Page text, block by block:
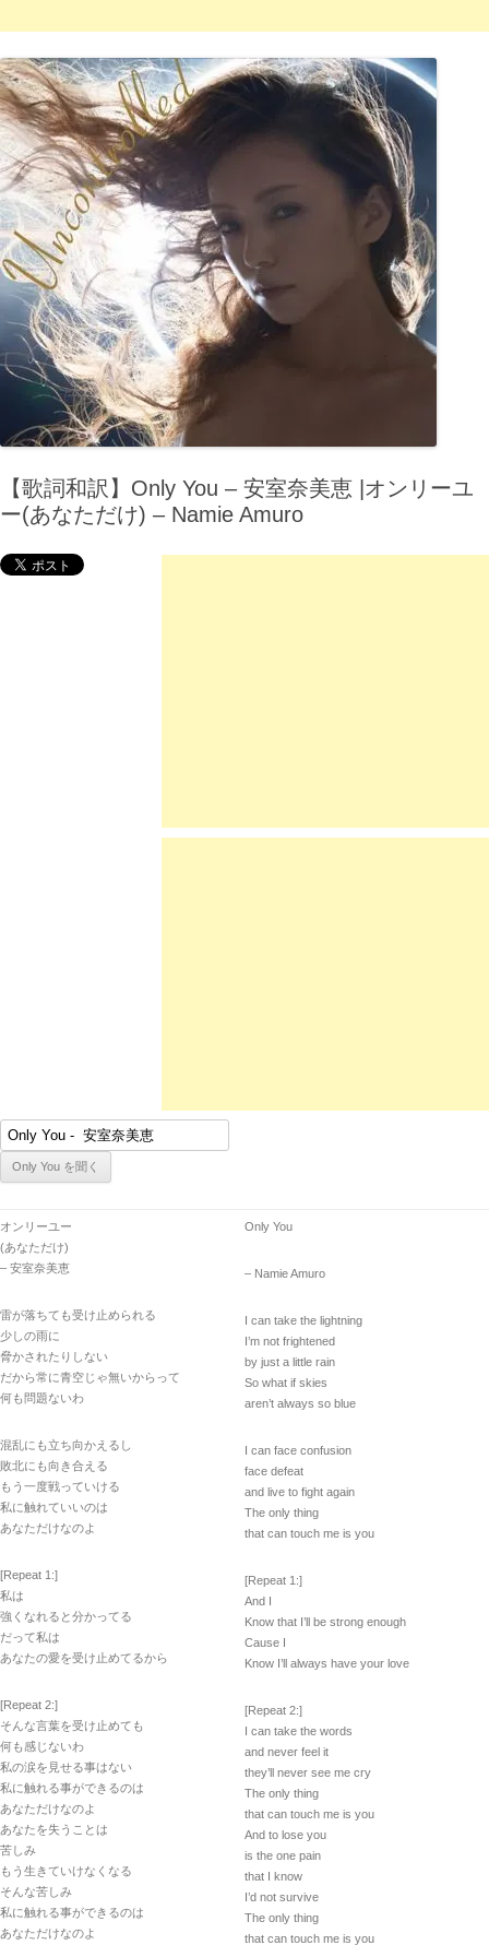
【歌詞和訳】Only You – 安室奈美恵 |オンリーユ
ー(あなただけ) – Namie Amuro
オンリーユー
(あなただけ)
– 安室奈美恵
雷が落ちても受け止められる
少しの雨に
脅かされたりしない
だから常に青空じゃ無いからって
何も問題ないわ
混乱にも立ち向かえるし
敗北にも向き合える
もう一度戦っていける
私に触れていいのは
あなただけなのよ
[Repeat 1:]
私は
強くなれると分かってる
だって私は
あなたの愛を受け止めてるから
[Repeat 2:]
そんな言葉を受け止めても
何も感じないわ
私の涙を見せる事はない
私に触れる事ができるのは
あなただけなのよ
あなたを失うことは
苦しみ
もう生きていけなくなる
そんな苦しみ
私に触れる事ができるのは
あなただけなのよ
Only You
– Namie Amuro
I can take the lightning
I’m not frightened
by just a little rain
So what if skies
aren’t always so blue
I can face confusion
face defeat
and live to fight again
The only thing
that can touch me is you
[Repeat 1:]
And I
Know that I’ll be strong enough
Cause I
Know I’ll always have your love
[Repeat 2:]
I can take the words
and never feel it
they’ll never see me cry
The only thing
that can touch me is you
And to lose you
is the one pain
that I know
I’d not survive
The only thing
that can touch me is you